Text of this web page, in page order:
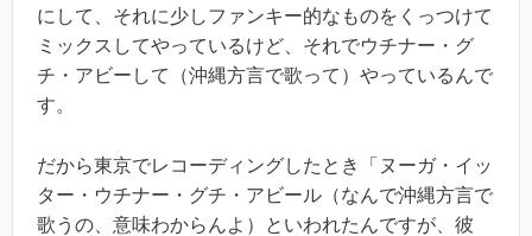
にして、それに少しファンキー的なものをくっつけて
ミックスしてやっているけど、それでウチナー・グ
チ・アビーして（沖縄方言で歌って）やっているんで
す。
だから東京でレコーディングしたとき「ヌーガ・イッ
ター・ウチナー・グチ・アビール（なんで沖縄方言で
歌うの、意味わからんよ）といわれたんですが、彼